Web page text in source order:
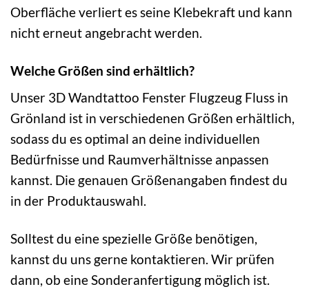
Oberfläche verliert es seine Klebekraft und kann
nicht erneut angebracht werden.
Welche Größen sind erhältlich?
Unser 3D Wandtattoo Fenster Flugzeug Fluss in
Grönland ist in verschiedenen Größen erhältlich,
sodass du es optimal an deine individuellen
Bedürfnisse und Raumverhältnisse anpassen
kannst. Die genauen Größenangaben findest du
in der Produktauswahl.
Solltest du eine spezielle Größe benötigen,
kannst du uns gerne kontaktieren. Wir prüfen
dann, ob eine Sonderanfertigung möglich ist.